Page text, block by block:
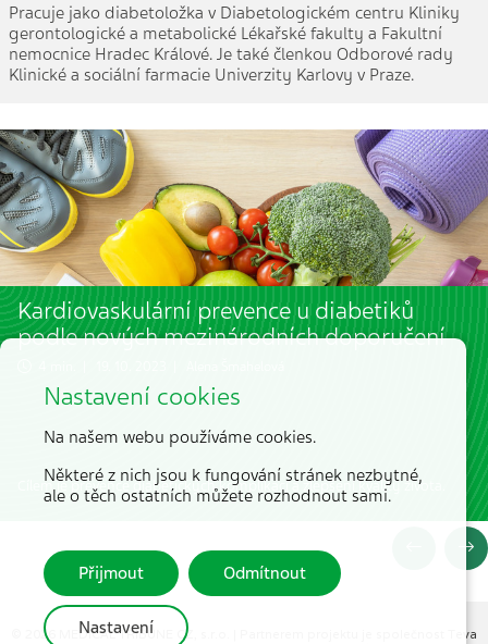
Pracuje jako diabetoložka v Diabetologickém centru Kliniky
gerontologické a metabolické Lékařské fakulty a Fakultní
nemocnice Hradec Králové. Je také členkou Odborové rady
Klinické a sociální farmacie Univerzity Karlovy v Praze.
Kardiovaskulární prevence u diabetiků
podle nových mezinárodních doporučení
Cílem je prevence diabetických komplikací a zlepšení kvality života.
© 2026 MEDICAL TRIBUNE CZ, s.r.o. |
Partnerem projektu je společnost Teva
Nastavení cookies
Na našem webu používáme cookies.
Některé z nich jsou k fungování stránek nezbytné,
ale o těch ostatních můžete rozhodnout sami.
Přijmout Odmítnout
Nastavení